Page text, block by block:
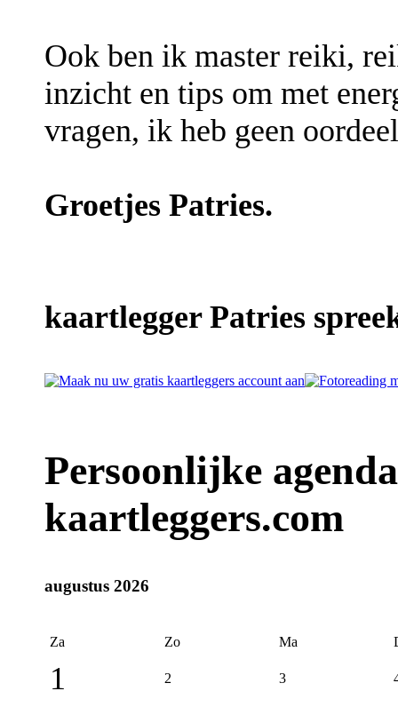
Ook ben ik master reiki,
inzicht en tips om met
vragen, ik heb geen
Groetjes Patries.
kaartlegger Patries
Persoonlijke
kaartleggers.com
augustus 2026
Za Zo Ma
1 2 3